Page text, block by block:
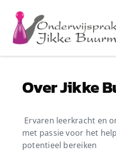
Homepagina van
Over Jikke
Ervaren leerkracht en
met passie voor het
potentieel bereiken